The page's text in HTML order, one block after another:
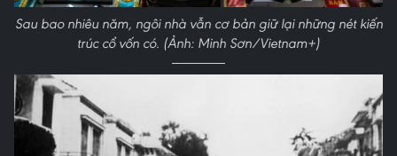
Sau bao nhiêu năm, ngôi nhà vẫn cơ bản giữ lại những nét kiến
trúc cổ vốn có. (Ảnh: Minh Sơn/Vietnam+)